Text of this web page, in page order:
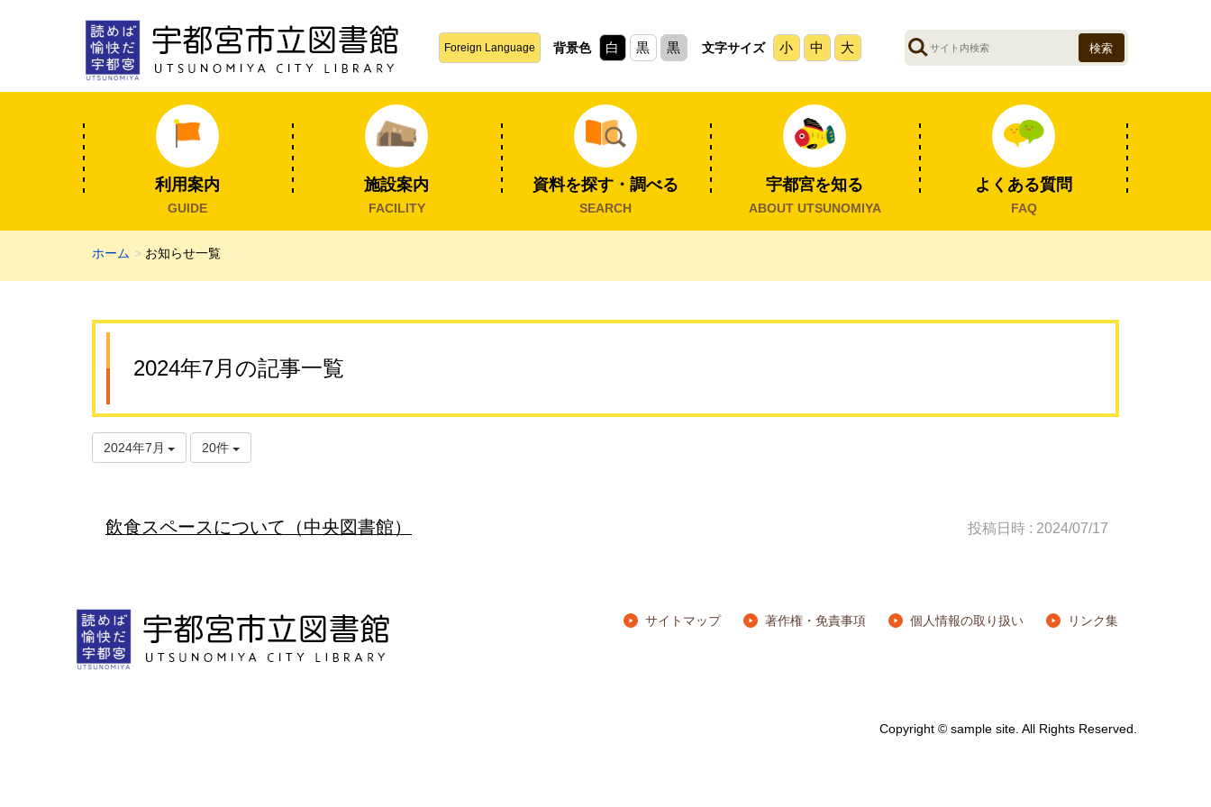
Foreign Language 背景色 白 黒 黒 文字サイズ 小 中 大
サ
イ
ト
利用案内
GUIDE
施設案内
FACILITY
資料を探す・調べる
SEARCH
宇都宮を知る
ABOUT UTSUNOMIYA
よくある質問
FAQ
ホーム お知らせ一覧
2024年7月の記事一覧
2024年7月 20件
飲食スペースについて（中央図書館） 投稿日時 : 2024/07/17
サイトマップ 著作権・免責事項 個人情報の取り扱い リンク集
Copyright © sample site. All Rights Reserved.